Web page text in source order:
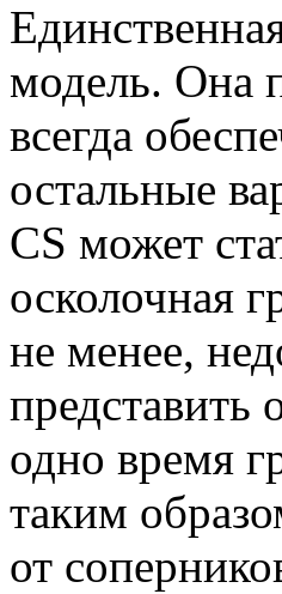
модель. Она
всегда
остальные
CS может
осколочная
не менее,
одно время
таким
от